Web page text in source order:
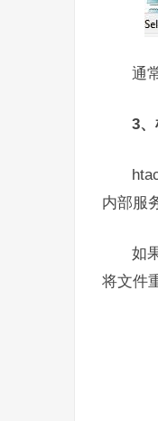
通
3
内部服
如
将文件